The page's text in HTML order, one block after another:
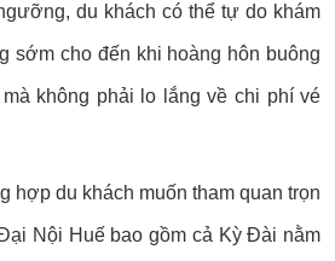
du khách có thể tự do khám
sớm cho đến khi hoàng hôn buông
không phải lo lắng về chi phí vé
hợp du khách muốn tham quan trọn
Nội Huế bao gồm cả Kỳ Đài nằm